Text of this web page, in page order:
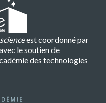
est coordonné par
le soutien de
des technologies